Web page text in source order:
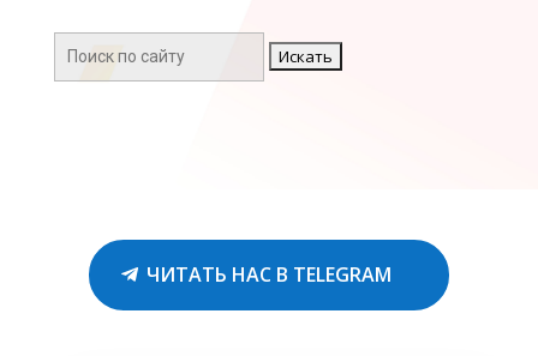
Поиск:
ЧИТАТЬ НАС В TELEGRAM